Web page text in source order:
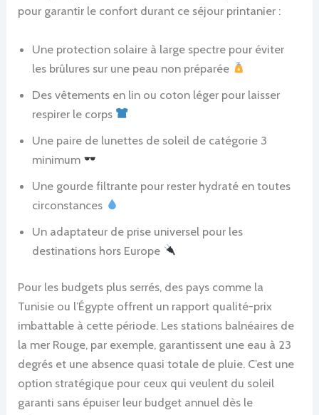
pour garantir le confort durant ce séjour printanier :
Une protection solaire à large spectre pour éviter
les brûlures sur une peau non préparée
Des vêtements en lin ou coton léger pour laisser
respirer le corps
Une paire de lunettes de soleil de catégorie 3
minimum
Une gourde filtrante pour rester hydraté en toutes
circonstances
Un adaptateur de prise universel pour les
destinations hors Europe
Pour les budgets plus serrés, des pays comme la
Tunisie ou l’Égypte offrent un rapport qualité-prix
imbattable à cette période. Les stations balnéaires de
la mer Rouge, par exemple, garantissent une eau à 23
degrés et une absence quasi totale de pluie. C’est une
option stratégique pour ceux qui veulent du soleil
garanti sans épuiser leur budget annuel dès le